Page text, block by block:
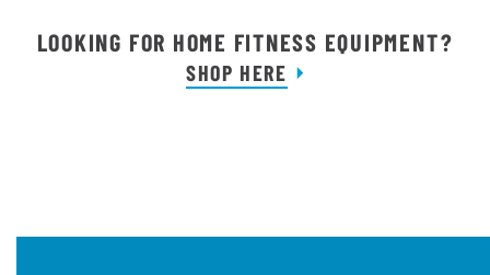
LOOKING FOR HOME FITNESS EQUIPMENT?
SHOP HERE